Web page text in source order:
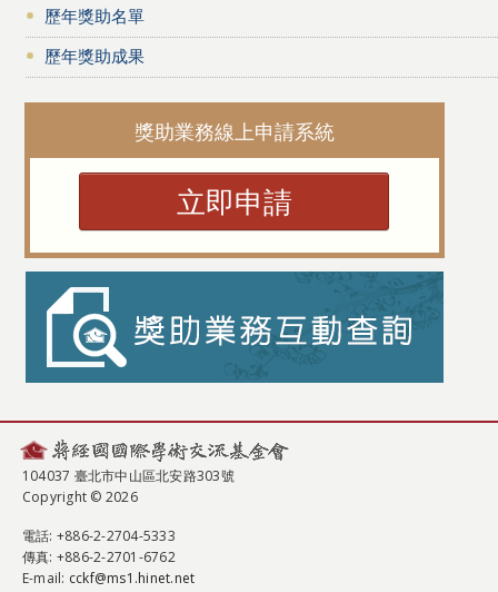
歷年獎助名單
歷年獎助成果
獎助業務線上申請系統
立即申請
104037 臺北市中山區北安路303號
Copyright © 2026
電話: +886-2-2704-5333
傳真: +886-2-2701-6762
E-mail: cckf@ms1.hinet.net